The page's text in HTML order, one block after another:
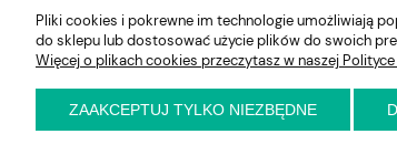
E-KRZESŁO Biuro handlowe (bez ekspozycji).
Pliki cookies i pokrewne im technologie umożliwiają
do sklepu lub dostosować użycie plików do swoich
Więcej o plikach cookies przeczytasz w naszej
ZAAKCEPTUJ TYLKO NIEZBĘDNE